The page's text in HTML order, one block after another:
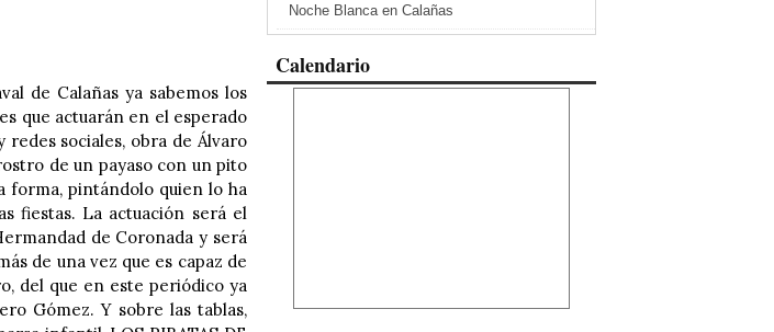
de Calañas ya sabemos los
que actuarán en el esperado
sociales, obra de Álvaro
de un payaso con un pito
forma, pintándolo quien lo ha
fiestas. La actuación será el
de Coronada y será
de una vez que es capaz de
del que en este periódico ya
Gómez. Y sobre las tablas,
Noche Blanca en Calañas
Calendario